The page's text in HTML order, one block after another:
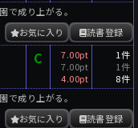
で成り上がる。
読書登録
お気に入り
C
7.00pt
7.00pt
4.00pt
1件
1件
8件
で成り上がる。
読書登録
お気に入り